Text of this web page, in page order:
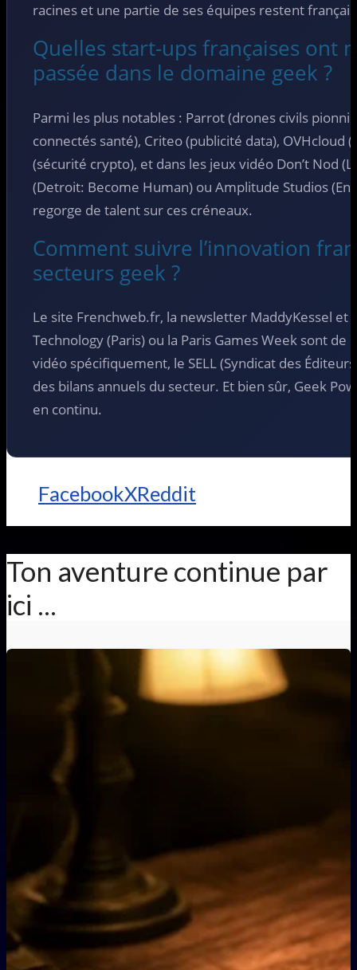
racines et une partie de ses équipes restent
Quelles start-ups françaises ont
passée dans le domaine geek ?
Parmi les plus notables : Parrot (drones civils
connectés santé), Criteo (publicité data), OVHcloud
(sécurité crypto), et dans les jeux vidéo Don’t Nod
(Detroit: Become Human) ou Amplitude Studios
regorge de talent sur ces créneaux.
Comment suivre l’innovation
secteurs geek ?
Le site Frenchweb.fr, la newsletter MaddyKessel et
Technology (Paris) ou la Paris Games Week sont de
vidéo spécifiquement, le SELL (Syndicat des
des bilans annuels du secteur. Et bien sûr, Geek
en continu.
FacebookXReddit
Ton aventure continue par
ici ...